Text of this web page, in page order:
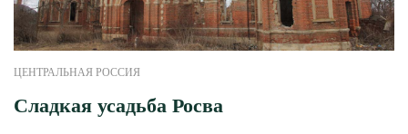
ЦЕНТРАЛЬНАЯ РОССИЯ
Сладкая усадьба Росва